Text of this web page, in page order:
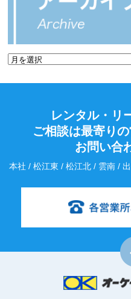
レンタル・リ
ご相談は最寄り
お問い合
本社 / 松江東 / 松江北 / 雲南 /